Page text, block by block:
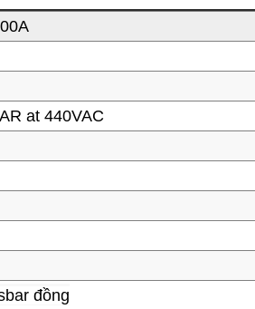
at 440VAC
đồng